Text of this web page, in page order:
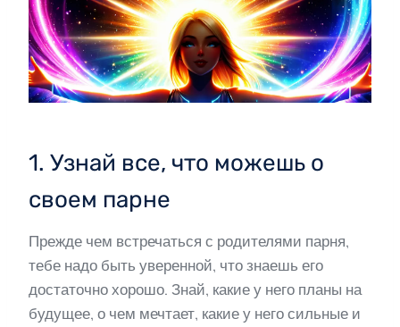
1. Узнай все, что можешь о
своем парне
Прежде чем встречаться с родителями парня,
тебе надо быть уверенной, что знаешь его
достаточно хорошо. Знай, какие у него планы на
будущее, о чем мечтает, какие у него сильные и